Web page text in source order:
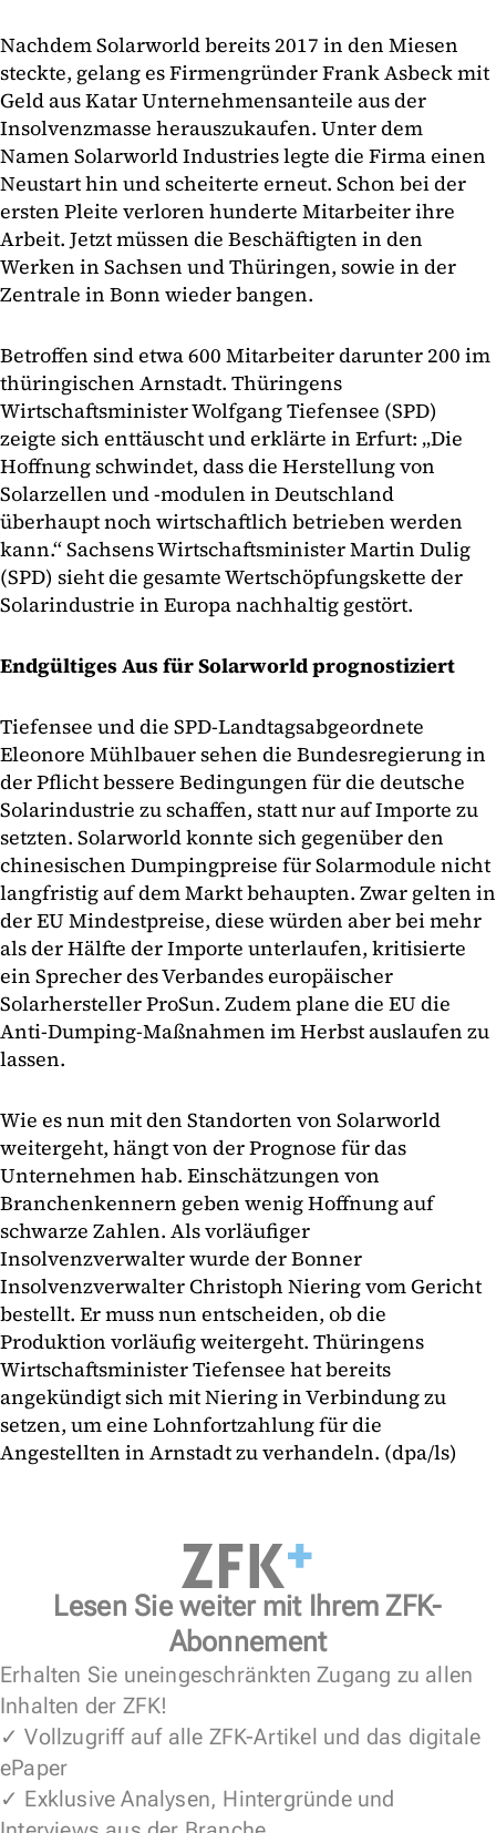
Nachdem Solarworld bereits 2017 in den Miesen
steckte, gelang es Firmengründer Frank Asbeck mit
Geld aus Katar Unternehmensanteile aus der
Insolvenzmasse herauszukaufen. Unter dem
Namen Solarworld Industries legte die Firma einen
Neustart hin und scheiterte erneut. Schon bei der
ersten Pleite verloren hunderte Mitarbeiter ihre
Arbeit. Jetzt müssen die Beschäftigten in den
Werken in Sachsen und Thüringen, sowie in der
Zentrale in Bonn wieder bangen.
Betroffen sind etwa 600 Mitarbeiter darunter 200 im
thüringischen Arnstadt. Thüringens
Wirtschaftsminister Wolfgang Tiefensee (SPD)
zeigte sich enttäuscht und erklärte in Erfurt: „Die
Hoffnung schwindet, dass die Herstellung von
Solarzellen und -modulen in Deutschland
überhaupt noch wirtschaftlich betrieben werden
kann.“ Sachsens Wirtschaftsminister Martin Dulig
(SPD) sieht die gesamte Wertschöpfungskette der
Solarindustrie in Europa nachhaltig gestört.
Endgültiges Aus für Solarworld prognostiziert
Tiefensee und die SPD-Landtagsabgeordnete
Eleonore Mühlbauer sehen die Bundesregierung in
der Pflicht bessere Bedingungen für die deutsche
Solarindustrie zu schaffen, statt nur auf Importe zu
setzten. Solarworld konnte sich gegenüber den
chinesischen Dumpingpreise für Solarmodule nicht
langfristig auf dem Markt behaupten. Zwar gelten in
der EU Mindestpreise, diese würden aber bei mehr
als der Hälfte der Importe unterlaufen, kritisierte
ein Sprecher des Verbandes europäischer
Solarhersteller ProSun. Zudem plane die EU die
Anti-Dumping-Maßnahmen im Herbst auslaufen zu
lassen.
Wie es nun mit den Standorten von Solarworld
weitergeht, hängt von der Prognose für das
Unternehmen hab. Einschätzungen von
Branchenkennern geben wenig Hoffnung auf
schwarze Zahlen. Als vorläufiger
Insolvenzverwalter wurde der Bonner
Insolvenzverwalter Christoph Niering vom Gericht
bestellt. Er muss nun entscheiden, ob die
Produktion vorläufig weitergeht. Thüringens
Wirtschaftsminister Tiefensee hat bereits
angekündigt sich mit Niering in Verbindung zu
setzen, um eine Lohnfortzahlung für die
Angestellten in Arnstadt zu verhandeln. (dpa/ls)
Lesen Sie weiter mit Ihrem ZFK-
Abonnement
Erhalten Sie uneingeschränkten Zugang zu allen
Inhalten der ZFK!
✓ Vollzugriff auf alle ZFK-Artikel und das digitale
ePaper
✓ Exklusive Analysen, Hintergründe und